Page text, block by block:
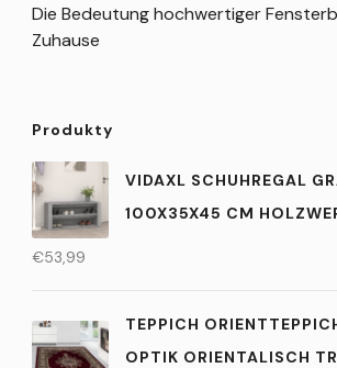
Die Bedeutung hochwertiger
Zuhause
Produkty
VIDAXL SCHUHREGAL
100X35X45 CM
€53,99
TEPPICH
OPTIK ORIENTALISCH